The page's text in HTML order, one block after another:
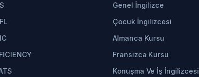
Genel İngilizce
Çocuk İngilizcesi
Almanca Kursu
Fransızca Kursu
Konuşma Ve İş İngilizcesi